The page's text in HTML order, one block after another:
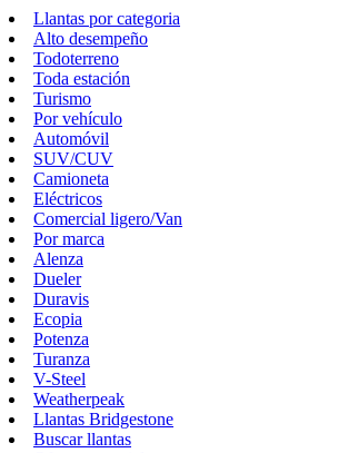
Llantas por categoria
Alto desempeño
Todoterreno
Toda estación
Turismo
Por vehículo
Automóvil
SUV/CUV
Camioneta
Eléctricos
Comercial ligero/Van
Por marca
Alenza
Dueler
Duravis
Ecopia
Potenza
Turanza
V-Steel
Weatherpeak
Llantas Bridgestone
Buscar llantas